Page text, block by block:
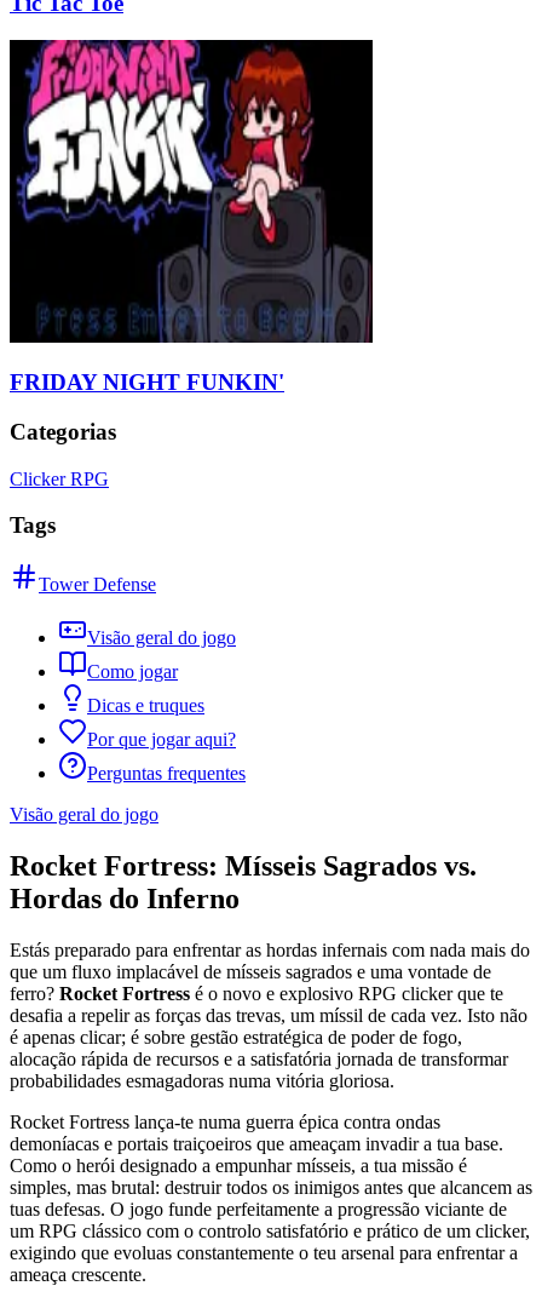
FRIDAY NIGHT FUNKIN'
Categorias
Clicker RPG
Tags
Tower Defense
Visão geral do jogo
Como jogar
Dicas e truques
Por que jogar aqui?
Perguntas frequentes
Visão geral do jogo
Rocket Fortress: Mísseis Sagrados vs.
Hordas do Inferno
Estás preparado para enfrentar as hordas infernais com nada mais do
que um fluxo implacável de mísseis sagrados e uma vontade de
ferro? Rocket Fortress é o novo e explosivo RPG clicker que te
desafia a repelir as forças das trevas, um míssil de cada vez. Isto não
é apenas clicar; é sobre gestão estratégica de poder de fogo,
alocação rápida de recursos e a satisfatória jornada de transformar
probabilidades esmagadoras numa vitória gloriosa.
Rocket Fortress lança-te numa guerra épica contra ondas
demoníacas e portais traiçoeiros que ameaçam invadir a tua base.
Como o herói designado a empunhar mísseis, a tua missão é
simples, mas brutal: destruir todos os inimigos antes que alcancem as
tuas defesas. O jogo funde perfeitamente a progressão viciante de
um RPG clássico com o controlo satisfatório e prático de um clicker,
exigindo que evoluas constantemente o teu arsenal para enfrentar a
ameaça crescente.